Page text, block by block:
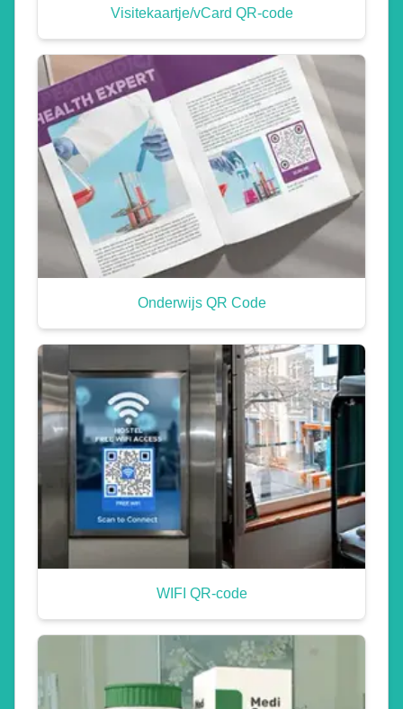
Visitekaartje/vCard QR-code
Onderwijs QR Code
WIFI QR-code